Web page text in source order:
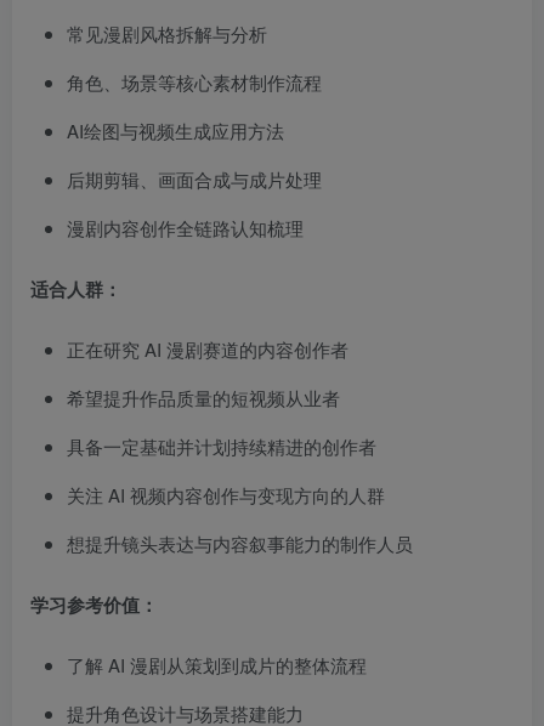
常见漫剧风格拆解与分析
角色、场景等核心素材制作流程
AI绘图与视频生成应用方法
后期剪辑、画面合成与成片处理
漫剧内容创作全链路认知梳理
适合人群：
正在研究 AI 漫剧赛道的内容创作者
希望提升作品质量的短视频从业者
具备一定基础并计划持续精进的创作者
关注 AI 视频内容创作与变现方向的人群
想提升镜头表达与内容叙事能力的制作人员
学习参考价值：
了解 AI 漫剧从策划到成片的整体流程
提升角色设计与场景搭建能力